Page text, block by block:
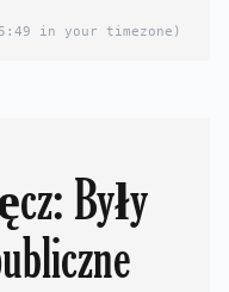
in your timezone)
Były